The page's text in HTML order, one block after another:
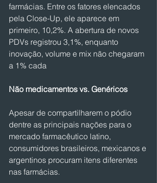
farmácias. Entre os fatores elencados
pela Close-Up, ele aparece em
primeiro, 10,2%. A abertura de novos
PDVs registrou 3,1%, enquanto
inovação, volume e mix não chegaram
a 1% cada
Não medicamentos vs. Genéricos
Apesar de compartilharem o pódio
dentre as principais nações para o
mercado farmacêutico latino,
consumidores brasileiros, mexicanos e
argentinos procuram itens diferentes
nas farmácias.